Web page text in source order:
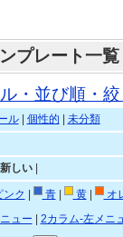
プレート一覧
・並び順・
ル| 個性的
未分類
しい|
ク 青| 黄|
オ
ュー
2カラム-左メニ